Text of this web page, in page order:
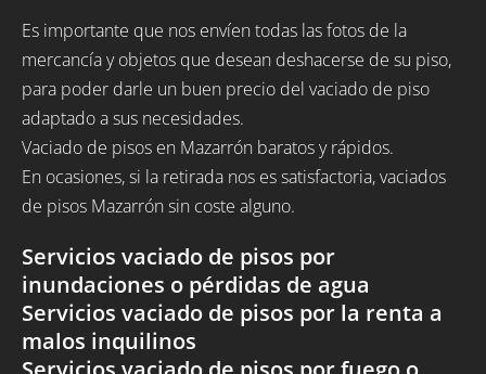
Es importante que nos envíen todas las fotos de la
mercancía y objetos que desean deshacerse de su piso,
para poder darle un buen precio del vaciado de piso
adaptado a sus necesidades.
Vaciado de pisos en Mazarrón baratos y rápidos.
En ocasiones, si la retirada nos es satisfactoria, vaciados
de pisos Mazarrón sin coste alguno.
Servicios vaciado de pisos por
inundaciones o pérdidas de agua
Servicios vaciado de pisos por la renta a
malos inquilinos